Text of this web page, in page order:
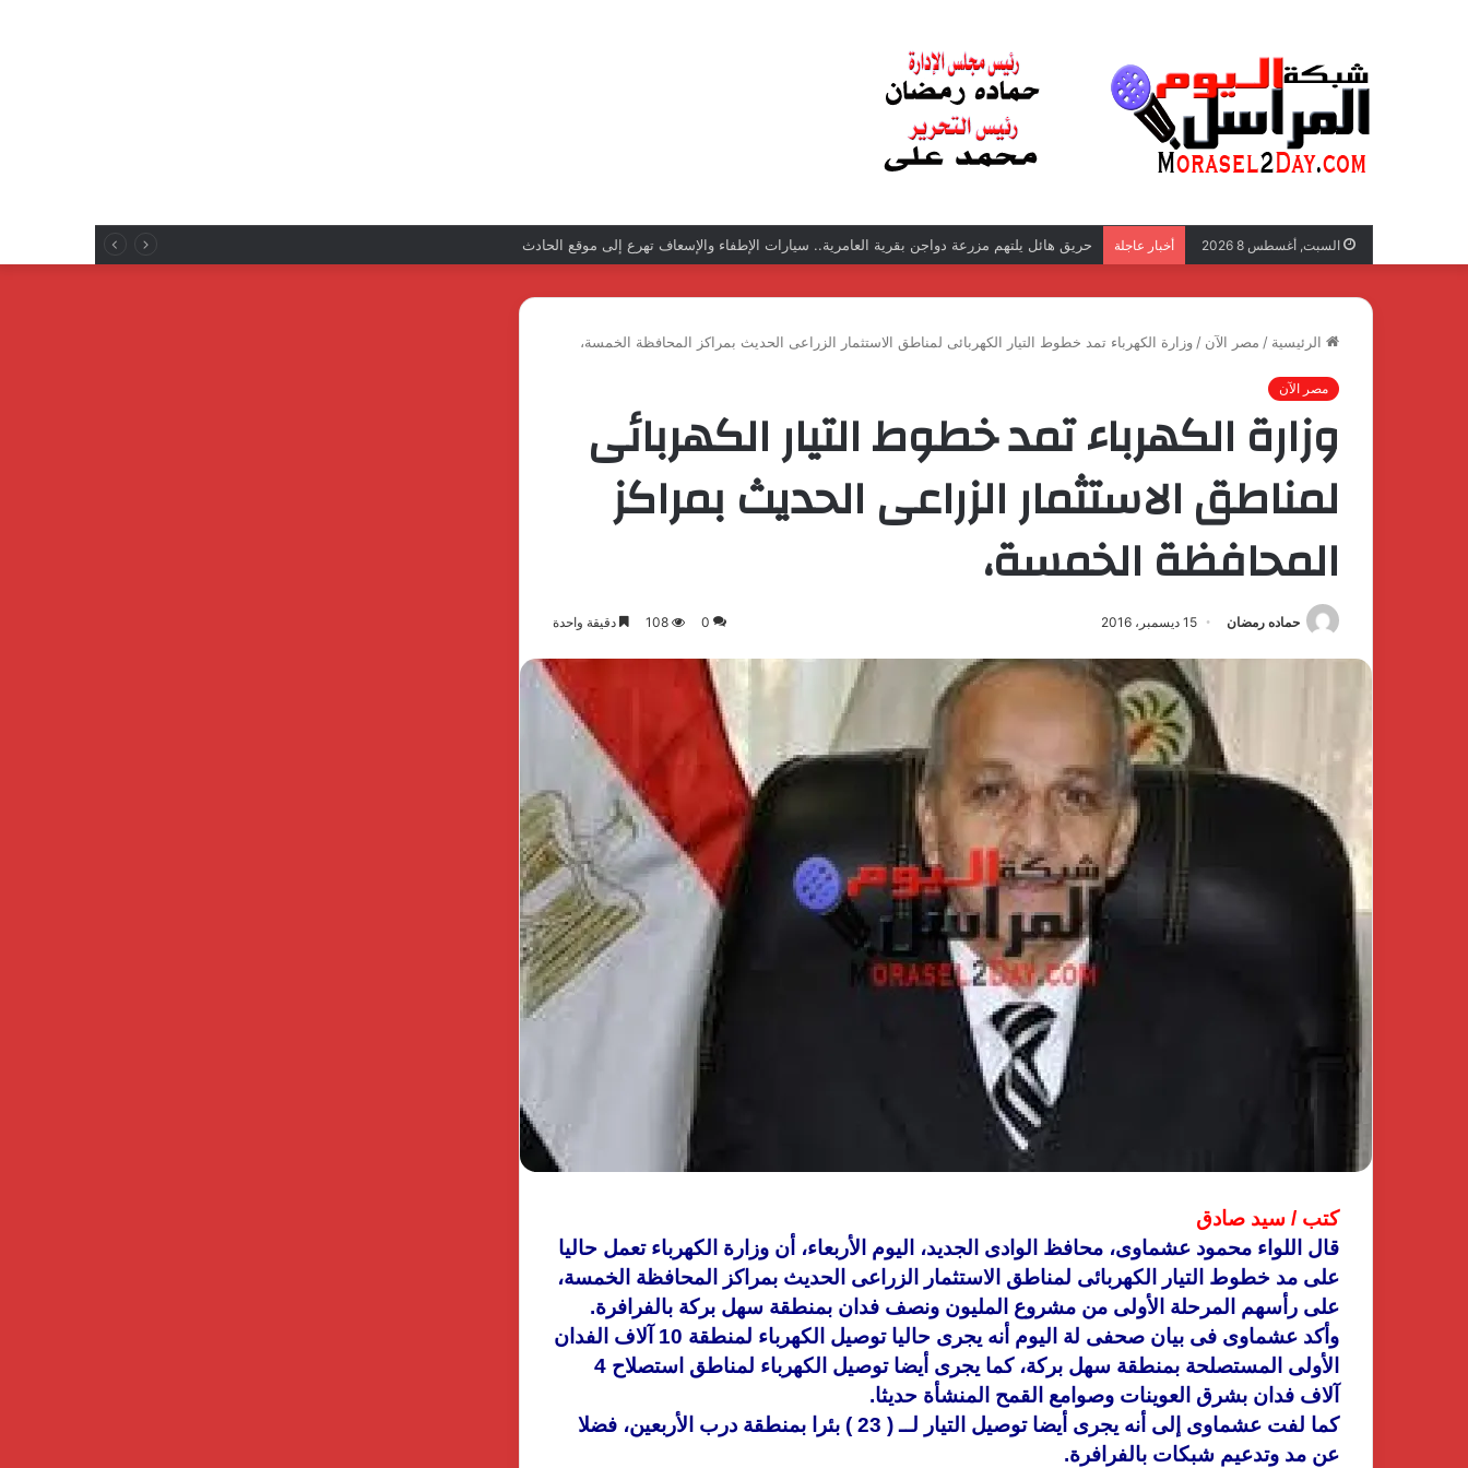
السبت, أغسطس 8 2026 أخبار عاجلة المحاسب محمد نبيل عبد الغفار فولي.. قيادة إدارية ناجحة على رأس فرع إيرادات طامية
الرئيسية / مصر الآن / وزارة الكهرباء تمد خطوط التيار الكهربائى لمناطق الاستثمار الزراعى الحديث بمراكز المحافظة الخمسة،
مصر الآن
وزارة الكهرباء تمد خطوط التيار الكهربائى
لمناطق الاستثمار الزراعى الحديث بمراكز
المحافظة الخمسة،
حماده رمضان 15 ديسمبر، 2016 0
108 دقيقة واحدة
كتب / سيد صادق
قال اللواء محمود عشماوى، محافظ الوادى الجديد، اليوم الأربعاء، أن وزارة الكهرباء تعمل حاليا
على مد خطوط التيار الكهربائى لمناطق الاستثمار الزراعى الحديث بمراكز المحافظة الخمسة،
على رأسهم المرحلة الأولى من مشروع المليون ونصف فدان بمنطقة سهل بركة بالفرافرة.
وأكد عشماوى فى بيان صحفى لة اليوم أنه يجرى حاليا توصيل الكهرباء لمنطقة 10 آلاف الفدان
الأولى المستصلحة بمنطقة سهل
بركة، كما يجرى أيضا توصيل الكهرباء لمناطق استصلاح 4
آلاف فدان بشرق العوينات وصوامع القمح المنشأة حديثا.
كما لفت عشماوى إلى أنه يجرى أيضا توصيل التيار لــ ( 23 ) بئرا بمنطقة درب الأربعين، فضلا
عن مد وتدعيم شبكات بالفرافرة.